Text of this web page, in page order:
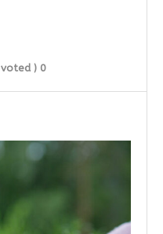
voted ) 0